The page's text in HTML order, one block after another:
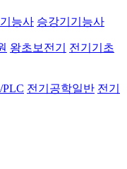
능사 승강기기능사
왕초보전기 전기기초
전기공학일반 전기